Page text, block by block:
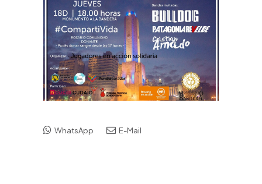
WhatsApp E-Mail